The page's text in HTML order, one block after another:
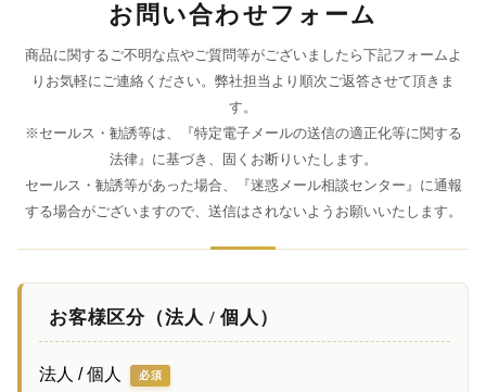
お問い合わせフォーム
商品に関するご不明な点やご質問等がございましたら下記フォームよ
りお気軽にご連絡ください。弊社担当より順次ご返答させて頂きま
す。
※セールス・勧誘等は、『特定電子メールの送信の適正化等に関する
法律』に基づき、固くお断りいたします。
セールス・勧誘等があった場合、『迷惑メール相談センター』に通報
する場合がございますので、送信はされないようお願いいたします。
お客様区分（法人 / 個人）
法人 / 個人 必須